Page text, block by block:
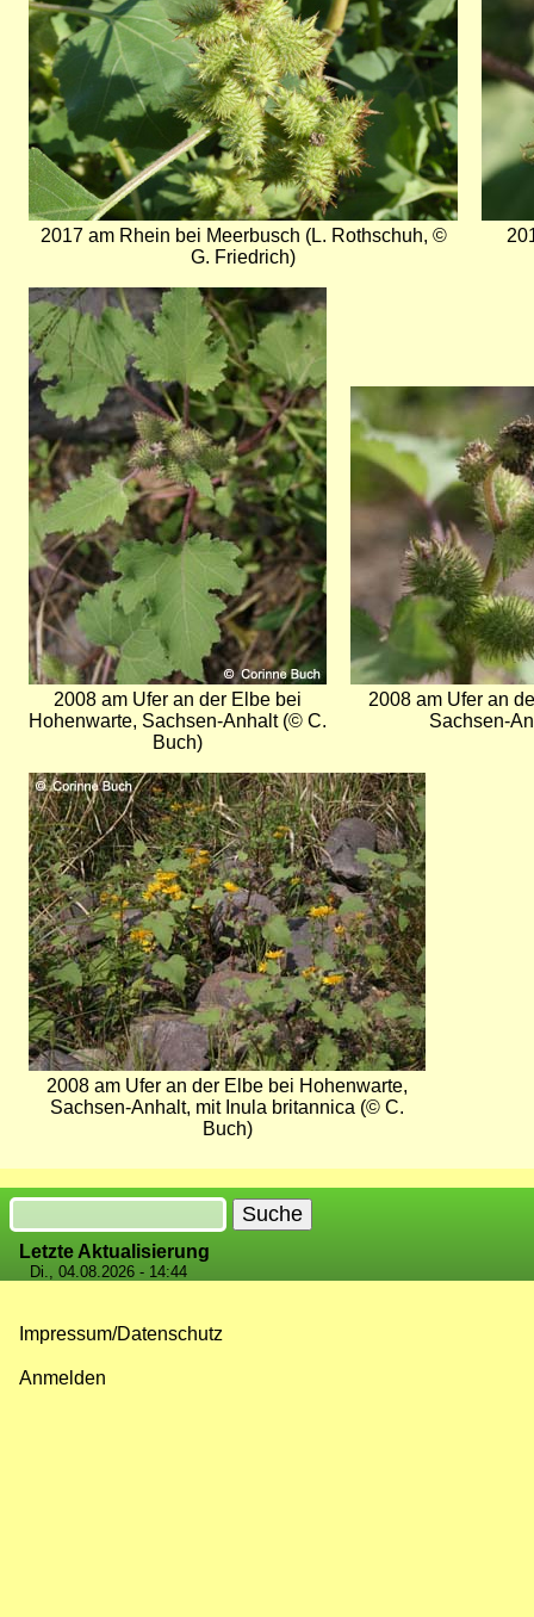
2017 am Rhein bei Meerbusch (L. Rothschuh, ©
G. Friedrich)
Bild
2008 am Ufer an der Elbe bei
Hohenwarte, Sachsen-Anhalt (© C.
Buch)
Bild
2008 am Ufer an
Sachsen-
Bild
2008 am Ufer an der Elbe bei Hohenwarte,
Sachsen-Anhalt, mit Inula britannica (© C.
Buch)
Suche
Letzte Aktualisierung
Di., 04.08.2026 - 14:44
Impressum/Datenschutz
Anmelden